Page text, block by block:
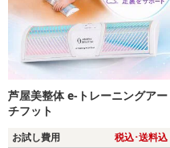
芦屋美整体 e-トレーニングアー
チフット
お試し費用 税込･送料込